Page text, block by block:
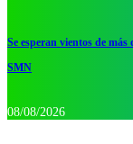
Se esperan vientos de
SMN
08/08/2026